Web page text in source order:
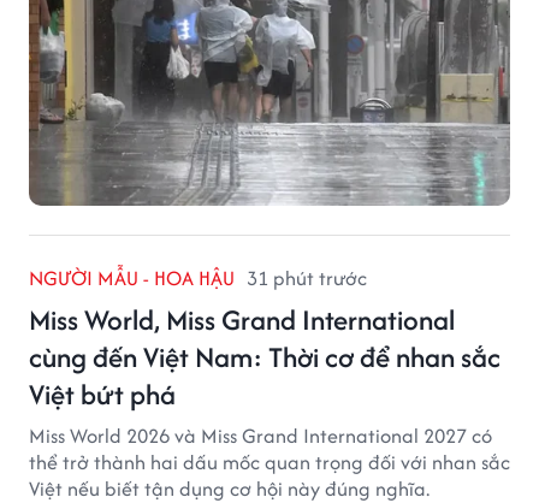
NGƯỜI MẪU - HOA HẬU 31 phút trước
Miss World, Miss Grand International
cùng đến Việt Nam: Thời cơ để nhan sắc
Việt bứt phá
Miss World 2026 và Miss Grand International 2027 có
thể trở thành hai dấu mốc quan trọng đối với nhan sắc
Việt nếu biết tận dụng cơ hội này đúng nghĩa.